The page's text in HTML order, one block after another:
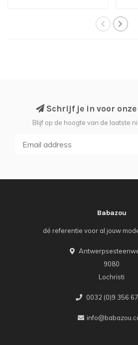
Schrijf je in voor
Blijf op de hoogte van de laatste
Babazou
dé referentie voor al jouw
9080
Lochristi
0032 (0)9 356